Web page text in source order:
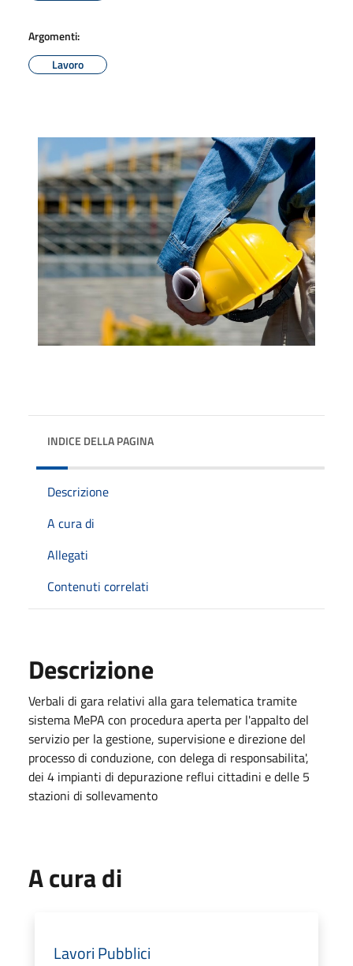
Argomenti:
Lavoro
INDICE DELLA PAGINA
Descrizione
A cura di
Allegati
Contenuti correlati
Descrizione
Verbali di gara relativi alla gara telematica tramite
sistema MePA con procedura aperta per l'appalto del
servizio per la gestione, supervisione e direzione del
processo di conduzione, con delega di responsabilita',
dei 4 impianti di depurazione reflui cittadini e delle 5
stazioni di sollevamento
A cura di
Lavori Pubblici